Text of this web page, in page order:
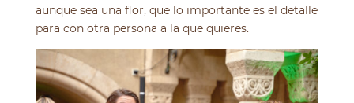
aunque sea una flor, que lo importante es el detalle
para con otra persona a la que quieres.